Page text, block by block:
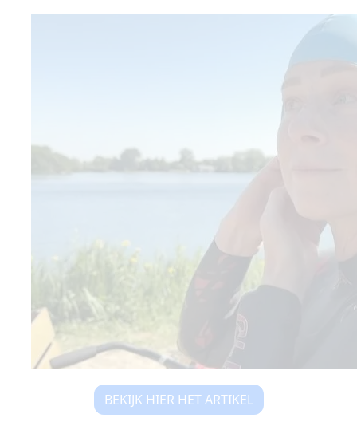
BEKIJK HIER HET ARTIKEL